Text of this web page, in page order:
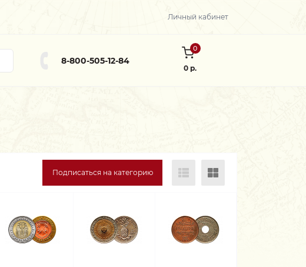
Личный кабинет
8-800-505-12-84
0
0 р.
Подписаться на категорию